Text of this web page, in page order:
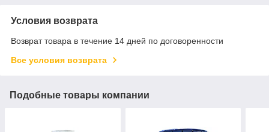
Условия возврата
Возврат товара в течение 14 дней по договоренности
Все условия возврата
Подобные товары компании